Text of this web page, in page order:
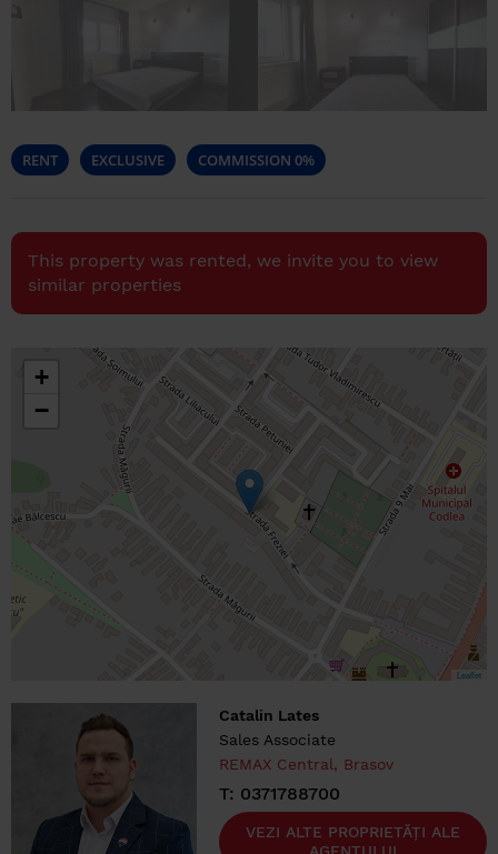
RENT EXCLUSIVE COMMISSION 0%
This property was rented, we invite you to view
similar properties
+
−
Leaflet
Catalin Lates
Sales Associate
REMAX Central, Brasov
T: 0371788700
VEZI ALTE PROPRIETĂȚI ALE